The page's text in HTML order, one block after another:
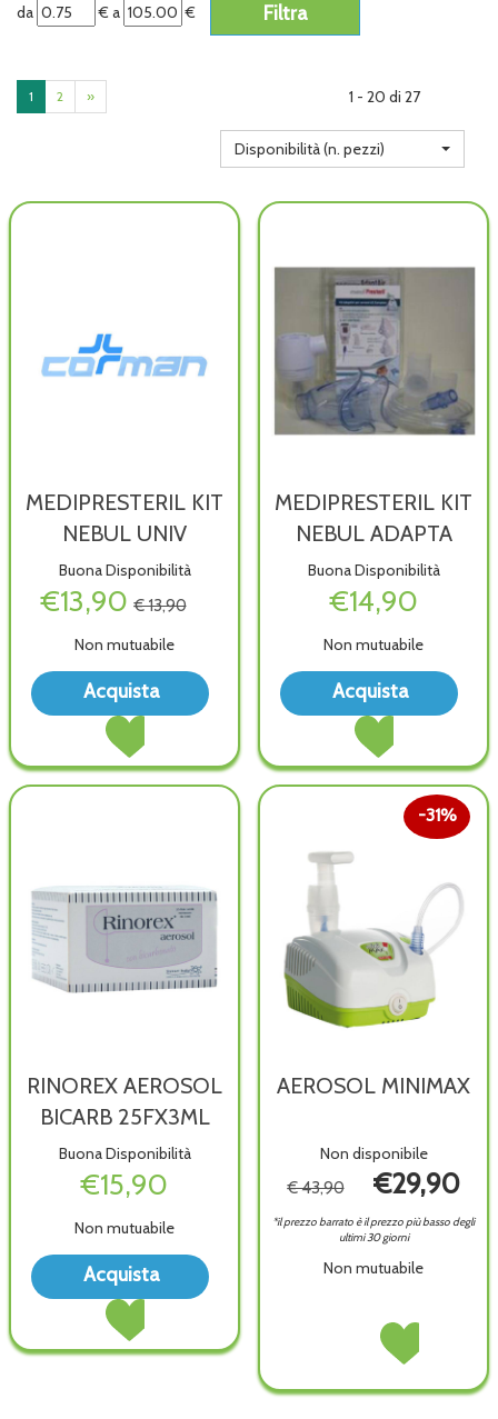
da
da €
a
a €
1 2 » 1 - 20 di 27
Disponibilità (n. pezzi)
MEDIPRESTERIL KIT
NEBUL UNIV
Buona Disponibilità
€13,90 € 13,90
Non mutuabile
Acquista
Acquista MEDIPRESTERIL
NEBUL
UNIV al
Acquista MEDIPRESTERIL
UNIV alla
wishlist
MEDIPRESTERIL KIT
NEBUL ADAPTA
Buona Disponibilità
€14,90
Non mutuabile
Acquista
Acquista
NEBUL
ADAPTA al
carrello
RINOREX AEROSOL
BICARB 25FX3ML
Buona Disponibilità
€15,90
Non mutuabile
Acquista
Acquista RINOREX
BICARB
Acquista RINOREX
25FX3ML alla
wishlist
AEROSOL MINIMAX
Non disponibile
31%
€ 43,90 €29,90
*il prezzo barrato è il prezzo più basso degli
ultimi 30 giorni
Non mutuabile
AEROSOL
MINIMAX non
disponibile
Acquista
MINIMAX alla